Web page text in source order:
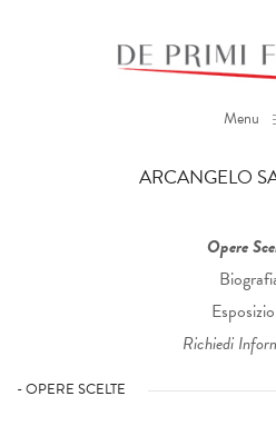
Menu
ARCANGELO
Opere
Richiedi
- OPERE SCELTE